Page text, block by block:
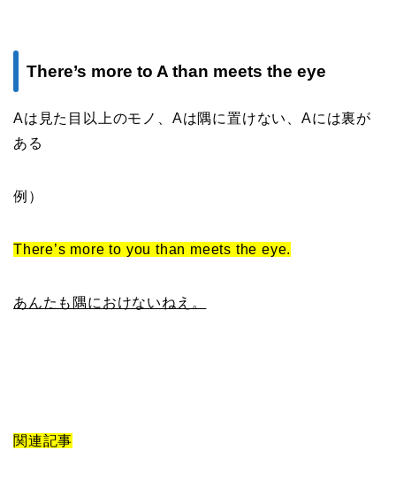
There’s more to A than meets the eye
Aは見た目以上のモノ、Aは隅に置けない、Aには裏が
ある
例）
There’s more to you than meets the eye.
あんたも隅におけないねえ。
関連記事